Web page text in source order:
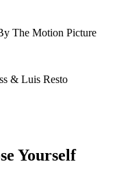
The Motion Picture
& Luis Resto
Yourself